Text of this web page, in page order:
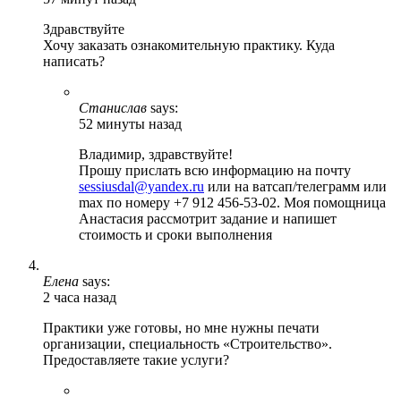
Здравствуйте
Хочу заказать ознакомительную практику. Куда
написать?
Станислав says:
52 минуты назад
Владимир, здравствуйте!
Прошу прислать всю информацию на почту
sessiusdal@yandex.ru или на ватсап/телеграмм или
max по номеру +7 912 456-53-02. Моя помощница
Анастасия рассмотрит задание и напишет
стоимость и сроки выполнения
Елена says:
2 часа назад
Практики уже готовы, но мне нужны печати
организации, специальность «Строительство».
Предоставляете такие услуги?